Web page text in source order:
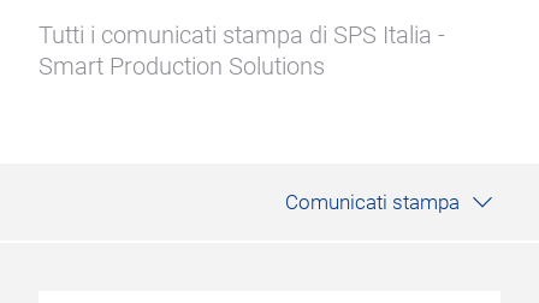
Tutti i comunicati stampa di SPS Italia -
Smart Production Solutions
Comunicati stampa